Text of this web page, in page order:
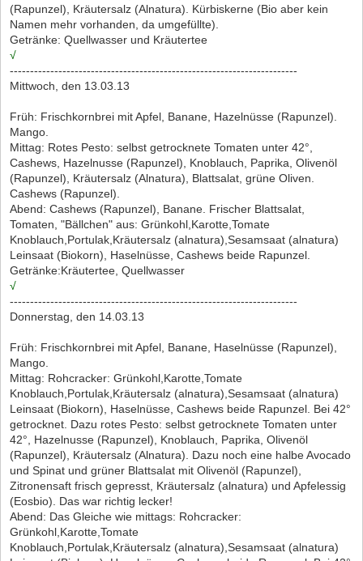
(Rapunzel), Kräutersalz (Alnatura). Kürbiskerne (Bio aber kein
Namen mehr vorhanden, da umgefüllte).
Getränke: Quellwasser und Kräutertee
√
-----------------------------------------------------------------------
Mittwoch, den 13.03.13
Früh: Frischkornbrei mit Apfel, Banane, Hazelnüsse (Rapunzel).
Mango.
Mittag: Rotes Pesto: selbst getrocknete Tomaten unter 42°,
Cashews, Hazelnusse (Rapunzel), Knoblauch, Paprika, Olivenöl
(Rapunzel), Kräutersalz (Alnatura), Blattsalat, grüne Oliven.
Cashews (Rapunzel).
Abend: Cashews (Rapunzel), Banane. Frischer Blattsalat,
Tomaten, "Bällchen" aus: Grünkohl,Karotte,Tomate
Knoblauch,Portulak,Kräutersalz (alnatura),Sesamsaat (alnatura)
Leinsaat (Biokorn), Haselnüsse, Cashews beide Rapunzel.
Getränke:Kräutertee, Quellwasser
√
-----------------------------------------------------------------------
Donnerstag, den 14.03.13
Früh: Frischkornbrei mit Apfel, Banane, Haselnüsse (Rapunzel),
Mango.
Mittag: Rohcracker: Grünkohl,Karotte,Tomate
Knoblauch,Portulak,Kräutersalz (alnatura),Sesamsaat (alnatura)
Leinsaat (Biokorn), Haselnüsse, Cashews beide Rapunzel. Bei 42°
getrocknet. Dazu rotes Pesto: selbst getrocknete Tomaten unter
42°, Hazelnusse (Rapunzel), Knoblauch, Paprika, Olivenöl
(Rapunzel), Kräutersalz (Alnatura). Dazu noch eine halbe Avocado
und Spinat und grüner Blattsalat mit Olivenöl (Rapunzel),
Zitronensaft frisch gepresst, Kräutersalz (alnatura) und Apfelessig
(Eosbio). Das war richtig lecker!
Abend: Das Gleiche wie mittags: Rohcracker:
Grünkohl,Karotte,Tomate
Knoblauch,Portulak,Kräutersalz (alnatura),Sesamsaat (alnatura)